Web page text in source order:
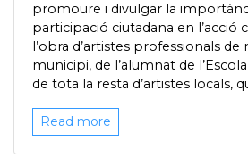
promoure i divulgar la
participació ciutadana en l’acció
l’obra d’artistes professionals
municipi, de l’alumnat de
de tota la resta d’artistes locals,
Read more